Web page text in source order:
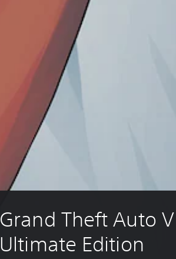
Grand Theft Auto
Ultimate Edition